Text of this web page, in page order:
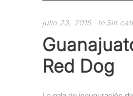
julio 23, 2015 In Sin
Red Dog